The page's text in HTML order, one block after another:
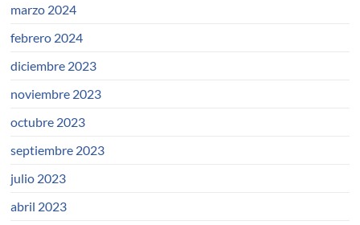
marzo 2024
febrero 2024
diciembre 2023
noviembre 2023
octubre 2023
septiembre 2023
julio 2023
abril 2023